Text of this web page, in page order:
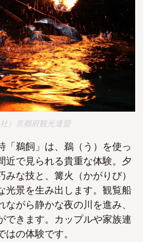
）京都府観光連盟
「鵜飼」は、鵜（う）を使っ
近で見られる貴重な体験。夕
な技と、篝火（かがりび）
光景を生み出します。観覧船
がら静かな夜の川を進み、
できます。カップルや家族連
の体験です。